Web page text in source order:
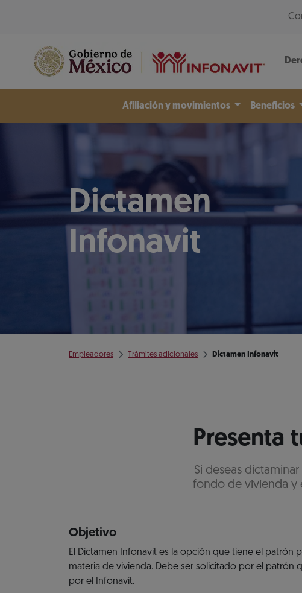
Afiliación y movimientos Beneficios
Dictamen
Infonavit
Empleadores Trámites adicionales Dictamen Infonavit
Presenta
Si deseas
fondo de vivienda y
Objetivo
El Dictamen Infonavit es la opción que tiene el patrón
materia de vivienda. Debe ser solicitado por el
por el Infonavit.